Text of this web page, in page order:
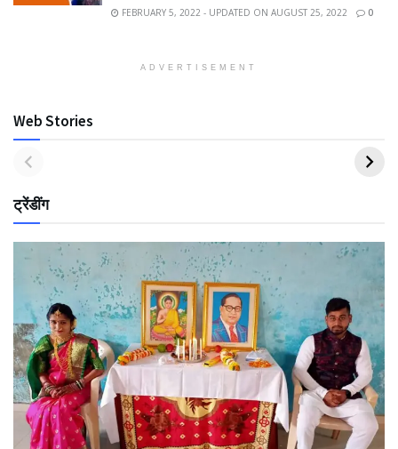
FEBRUARY 5, 2022 - UPDATED ON AUGUST 25, 2022
0
ADVERTISEMENT
Web Stories
ट्रेंडींग